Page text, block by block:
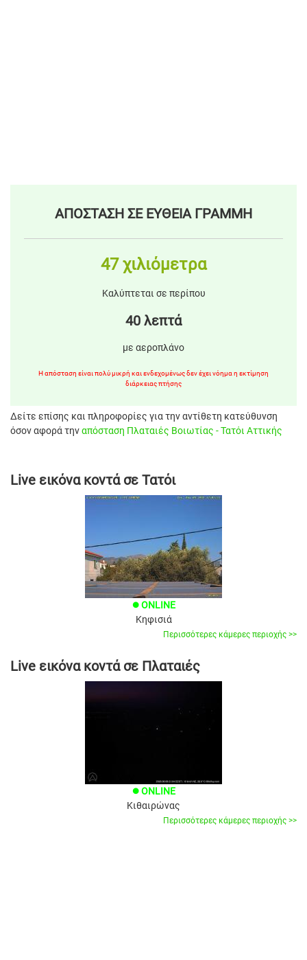
ΑΠΟΣΤΑΣΗ ΣΕ ΕΥΘΕΙΑ ΓΡΑΜΜΗ
47 χιλιόμετρα
Καλύπτεται σε περίπου
40 λεπτά
με αεροπλάνο
Η απόσταση είναι πολύ μικρή και ενδεχομένως δεν έχει νόημα η εκτίμηση
διάρκειας πτήσης
Δείτε επίσης και πληροφορίες για την αντίθετη κατεύθυνση
όσον αφορά τηναπόσταση Πλαταιές Βοιωτίας - Τατόι Αττικής
Live εικόνα κοντά σε Τατόι
brightness_1 ONLINE
Κηφισιά
Περισσότερες κάμερες περιοχής >>
Live εικόνα κοντά σε Πλαταιές
brightness_1 ONLINE
Κιθαιρώνας
Περισσότερες κάμερες περιοχής >>